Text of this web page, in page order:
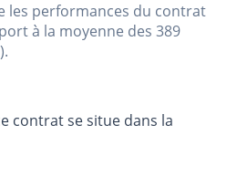
les performances du contrat
à la moyenne des 389
contrat se situe dans la